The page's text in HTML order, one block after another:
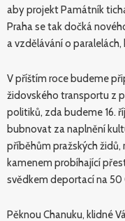
aby projekt Památník
Praha se tak dočká
a vzdělávání o
V příštím roce budeme
židovského transportu z
politiků, zda budeme 16.
bubnovat za naplnění
příběhům pražských
kamenem probíhající
svědkem deportací na
Pěknou Chanuku, klidné